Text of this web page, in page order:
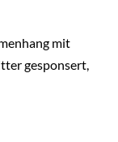
mit
gesponsert,